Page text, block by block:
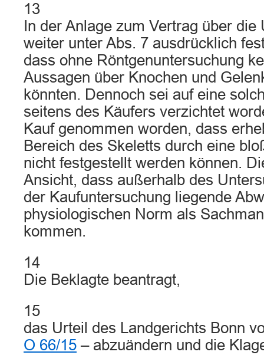
13
In der Anlage zum Vertrag über
weiter unter Abs. 7 ausdrücklich
dass ohne Röntgenuntersuchung
Aussagen über Knochen und
könnten. Dennoch sei auf eine
seitens des Käufers verzichtet
Kauf genommen worden, dass
Bereich des Skeletts durch eine
nicht festgestellt werden können.
Ansicht, dass außerhalb des
der Kaufuntersuchung liegende
physiologischen Norm als
kommen.
14
Die Beklagte beantragt,
15
das Urteil des Landgerichts Bonn
O 66/15 – abzuändern und die